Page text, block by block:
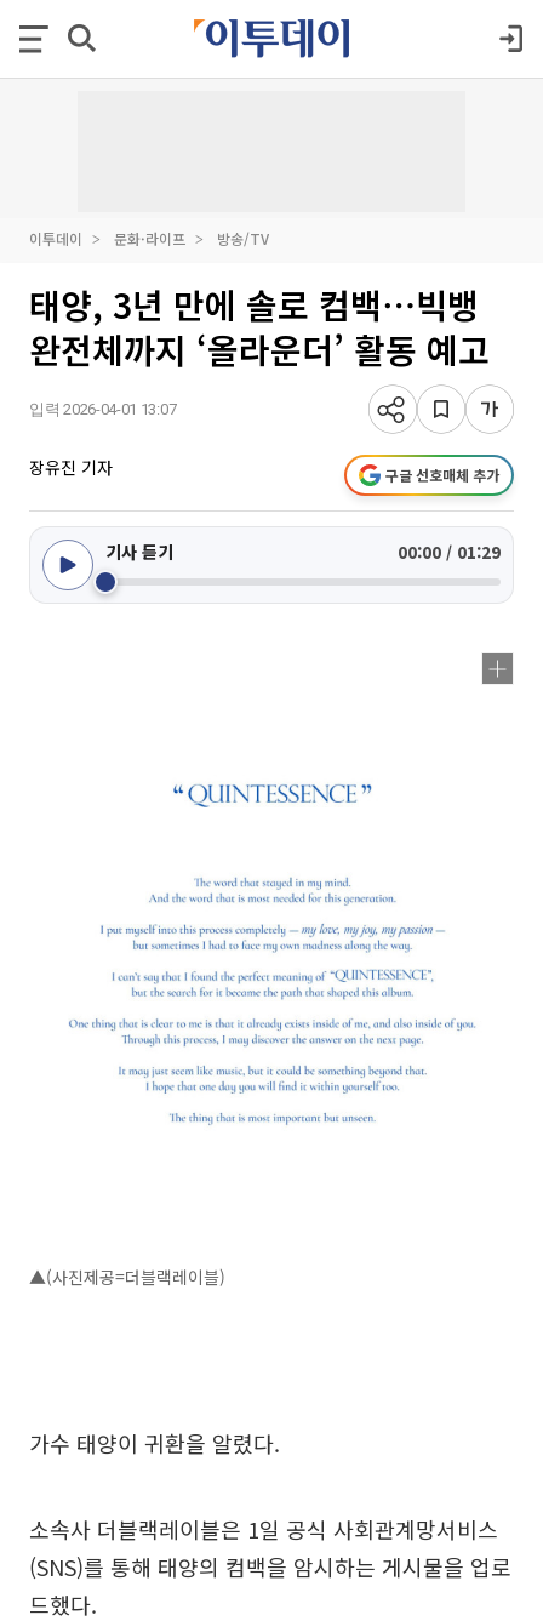
이투데이 문화·라이프 방송/TV
태양, 3년 만에 솔로 컴백⋯빅뱅
완전체까지 ‘올라운더’ 활동 예고
입력 2026-04-01 13:07
장유진 기자 구글 선호매체 추가
기사 듣기 00:00 / 01:29
▲(사진제공=더블랙레이블)
가수 태양이 귀환을 알렸다.
소속사 더블랙레이블은 1일 공식 사회관계망서비스
(SNS)를 통해 태양의 컴백을 암시하는 게시물을 업로
드했다.